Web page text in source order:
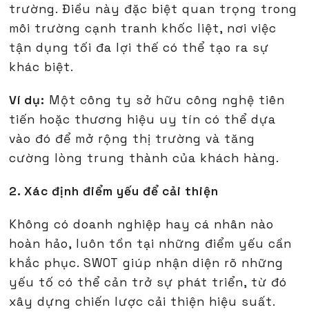
trường. Điều này đặc biệt quan trọng trong
môi trường cạnh tranh khốc liệt, nơi việc
tận dụng tối đa lợi thế có thể tạo ra sự
khác biệt.
Ví dụ: Một công ty sở hữu công nghệ tiên
tiến hoặc thương hiệu uy tín có thể dựa
vào đó để mở rộng thị trường và tăng
cường lòng trung thành của khách hàng.
2. Xác định điểm yếu để cải thiện
Không có doanh nghiệp hay cá nhân nào
hoàn hảo, luôn tồn tại những điểm yếu cần
khắc phục. SWOT giúp nhận diện rõ những
yếu tố có thể cản trở sự phát triển, từ đó
xây dựng chiến lược cải thiện hiệu suất.